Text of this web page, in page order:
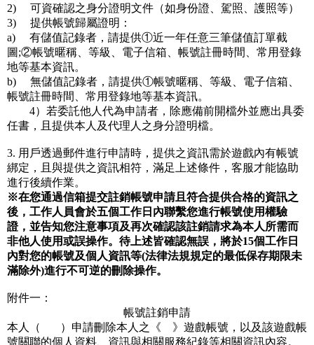
2)     可資確認之身分證明文件（如身份證、駕照、護照等）
3)     提供帳號歸屬證明：
a)     有儲值記錄者，請提供①近一年任意三筆儲值訂單截
圖;②帳號暱稱、等級、電子信箱、帳號註冊時間、常用登錄
地等基本資訊。
b)     無儲值記錄者，請提供①帳號暱稱、等級、電子信箱、
帳號註冊時間、常用登錄地等基本資訊。
4）若委託他人代為申請者，除應備前開檔外並應出具委
任書，且提供本人及代理人之身分證明檔。
3. 用戶透過郵件進行申請時，提供之資訊需於遊戲內有帳號
綁定，且與提供之資訊相符，滿足上述條件，客服才能協助
進行後續作業。
※在您通過信箱提交註銷帳號申請且符合提供合格的資訊之
後，工作人員會於五個工作日內聯繫您進行帳號使用權驗
證，並告知您注意事項及再次確認該註銷請求為本人所需而
非他人使用或誤操作。待上述皆確認無誤，將於15個工作日
內對您的帳號及個人資訊等(法律法規規定的最低保存期限未
滿除外)進行不可逆的刪除操作。
附件一：
帳號註銷申請
本人（       ）申請刪除本人之《    》遊戲帳號，以及該遊戲帳
號關聯的個人資料、資訊與相關服務紀錄等相關資訊內容。